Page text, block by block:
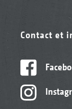
Contact et